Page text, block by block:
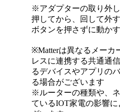
※アダプターの取り外
押してから、回して外
ボタンを押さずに動か
※Matterは異なるメーカ
レスに連携する共通通
るデバイスやアプリの
る場合がございます
※ルーターの種類や、
ているIOT家電の影響